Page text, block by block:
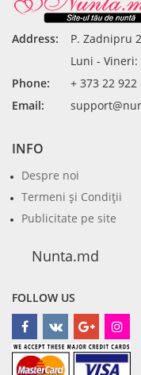
Address:
P. Zadnipru
Luni - Vineri:
Phone:
+ 373 22 922
Email:
INFO
Despre noi
Termeni şi Condiţii
Publicitate pe site
Nunta.md
FOLLOW US